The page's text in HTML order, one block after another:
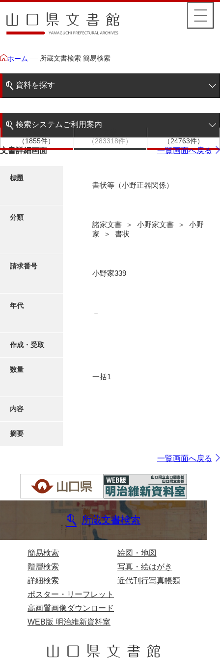
ホーム 所蔵文書検索 簡易検索
資料を探す
階層検索
写真・絵はがき
検索システムご利用案内
検索システムの利用について
（1855件）
（283318件）
（24763件）
文書詳細画面 一覧画面へ戻る
標題
書状等（小野正器関係）
分類
諸家文書 ＞ 小野家文書 ＞ 小野
家 ＞ 書状
請求番号
小野家339
年代
－
作成・受取
数量
一括1
内容
摘要
一覧画面へ戻る
所蔵文書検索
簡易検索
階層検索
詳細検索
絵図・地図
写真・絵はがき
近代刊行写真帳類
ポスター・リーフレット
高画質画像ダウンロード
WEB版 明治維新資料室